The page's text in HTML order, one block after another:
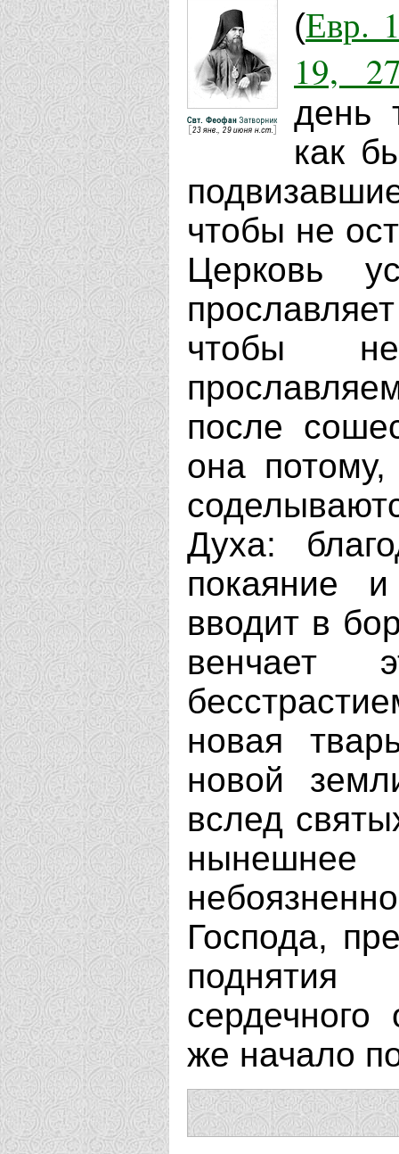
(Евр.
19,
день
как
чтобы не
Церковь
чтобы
после
она
Духа:
покаяние
вводит в
венчает
новая
новой
вслед
Господа,
поднятия
же начало